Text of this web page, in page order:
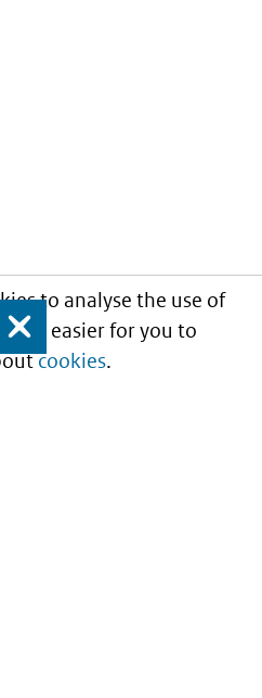
to analyse the use of
it easier for you to
cookies.
Close